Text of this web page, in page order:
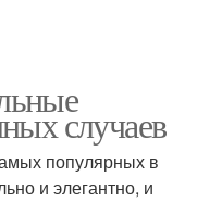
случаев
популярных в
и элегантно, и